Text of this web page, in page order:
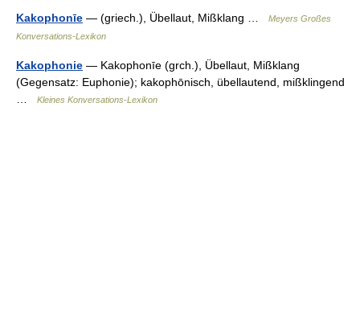
Kakophonīe — (griech.), Übellaut, Mißklang …
Meyers Großes
Konversations-Lexikon
Kakophonie — Kakophonīe (grch.), Übellaut, Mißklang
(Gegensatz: Euphonie); kakophōnisch, übellautend, mißklingend
Kleines Konversations-Lexikon